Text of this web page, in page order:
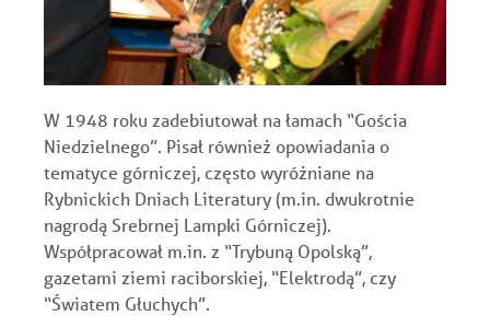
W 1948 roku zadebiutował na łamach “Gościa
Niedzielnego”. Pisał również opowiadania o
tematyce górniczej, często wyróżniane na
Rybnickich Dniach Literatury (m.in. dwukrotnie
nagrodą Srebrnej Lampki Górniczej).
Współpracował m.in. z “Trybuną Opolską”,
gazetami ziemi raciborskiej, “Elektrodą”, czy
“Światem Głuchych”.